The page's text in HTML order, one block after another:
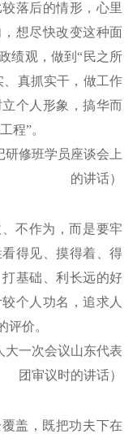
落后的情形，心里
想尽快改变这种面
绩观，做到“民之所
真抓实干，做工作
个人形象，搞华而
程”。
研修班学员座谈会上
的讲话）
不作为，而是要牢
得见、摸得着、得
基础、利长远的好
个人功名，追求人
评价。
大一次会议山东代表
团审议时的讲话）
盖，既把功夫下在